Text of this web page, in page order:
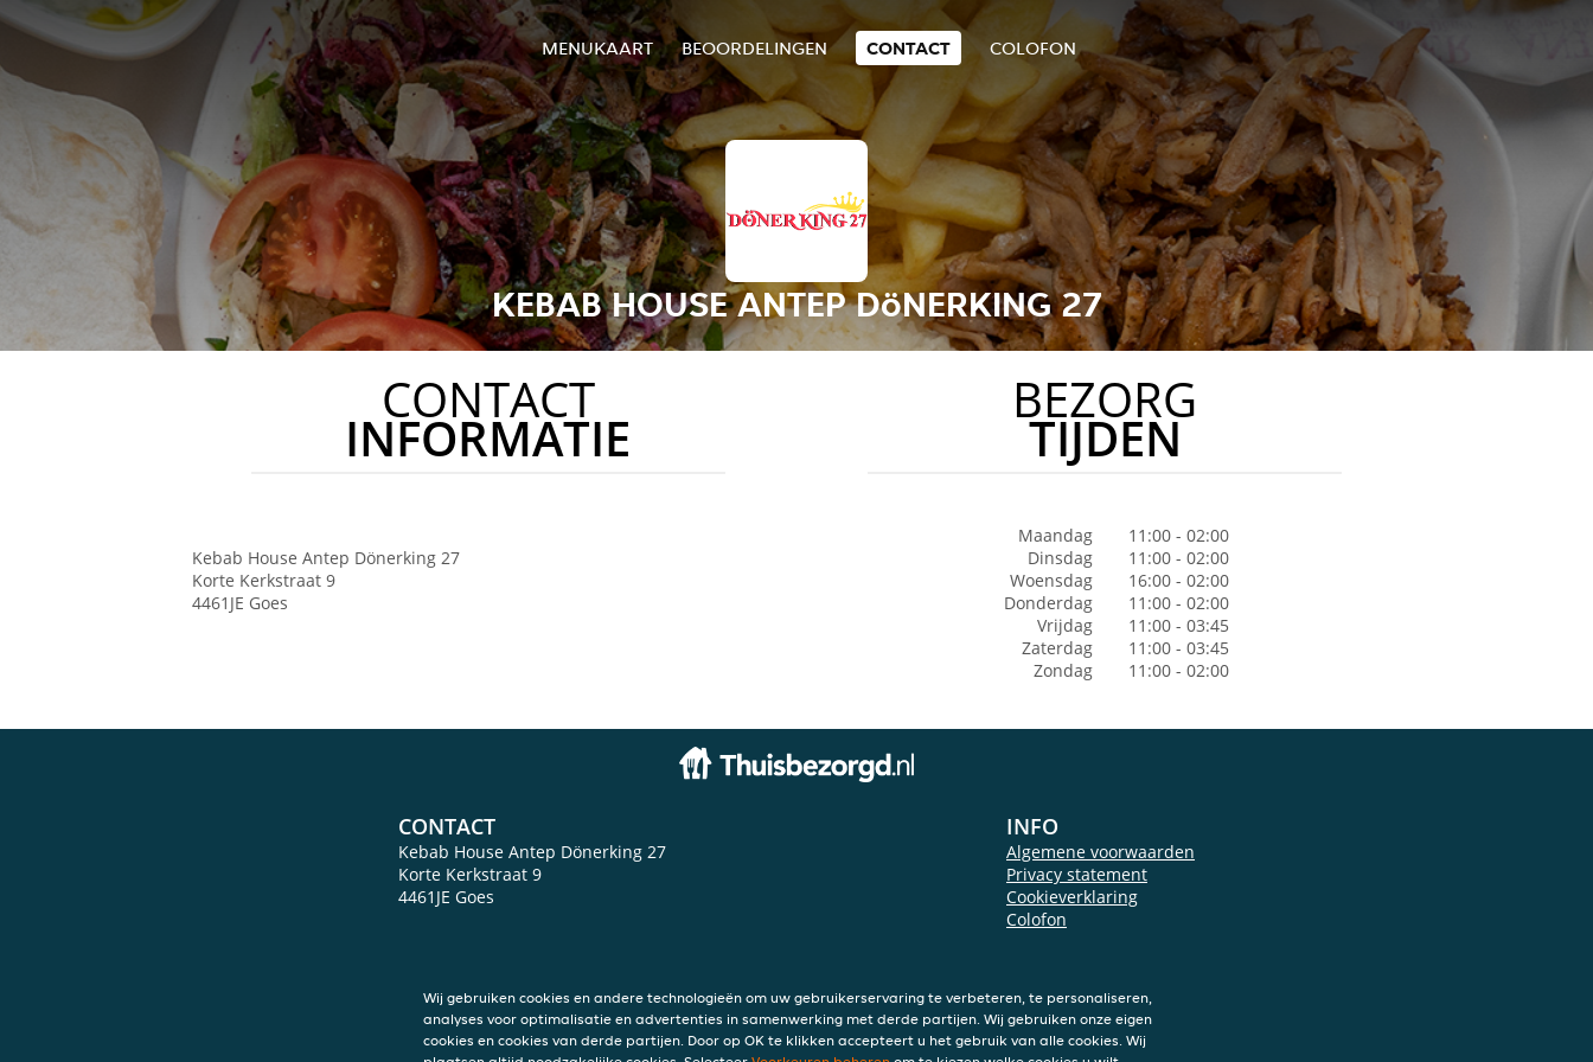
MENUKAART BEOORDELINGEN CONTACT COLOFON
KEBAB HOUSE ANTEP DöNERKING 27
CONTACT
INFORMATIE
Kebab House Antep Dönerking 27
Korte Kerkstraat 9
4461JE Goes
BEZORG
TIJDEN
Maandag
11:00 - 02:00
Dinsdag
11:00 - 02:00
Woensdag
16:00 - 02:00
Donderdag
11:00 - 02:00
Vrijdag
11:00 - 03:45
Zaterdag
11:00 - 03:45
Zondag
11:00 - 02:00
CONTACT
Kebab House Antep Dönerking 27
Korte Kerkstraat 9
4461JE Goes
INFO
Algemene voorwaarden
Privacy statement
Cookieverklaring
Colofon
Wij gebruiken cookies en andere technologieën om uw gebruikerservaring te verbeteren, te personaliseren,
analyses voor optimalisatie en advertenties in samenwerking met derde partijen. Wij gebruiken onze eigen
cookies en cookies van derde partijen. Door op OK te klikken accepteert u het gebruik van alle cookies. Wij